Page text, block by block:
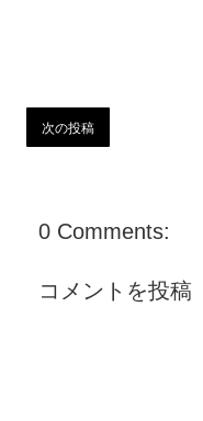
次の投稿
0 Comments:
コメントを投稿